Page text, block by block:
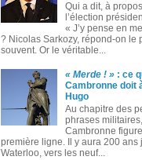
Qui a dit, à
l’élection
« J’y pense en
? Nicolas Sarkozy, répond-on le
souvent. Or le véritable...
« Merde ! »: ce
Cambronne doit
Hugo
Au chapitre des
phrases
Cambronne
première ligne. Il y aura 200 ans
Waterloo, vers les neuf...